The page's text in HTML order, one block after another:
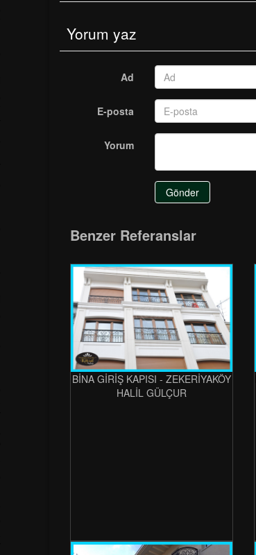
Yorum yaz
Ad
E-posta
Yorum
Gönder
Benzer Referanslar
BİNA GİRİŞ KAPISI - ZEKERİYAKÖY
HALİL GÜLÇUR